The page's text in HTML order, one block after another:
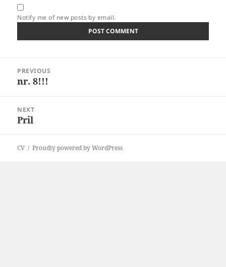
Notify me of new posts by email.
navigation
PREVIOUS
Previous
nr. 8!!!
NEXT
Next
Pril
CV Proudly powered by WordPress